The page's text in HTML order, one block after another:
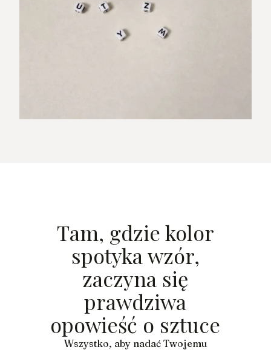
Tam, gdzie kolor
spotyka wzór,
zaczyna się
prawdziwa
opowieść o sztuce
Wszystko, aby nadać Twojemu